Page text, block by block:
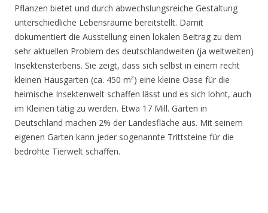
Pflanzen bietet und durch abwechslungsreiche Gestaltung
unterschiedliche Lebensräume bereitstellt. Damit
dokumentiert die Ausstellung einen lokalen Beitrag zu dem
sehr aktuellen Problem des deutschlandweiten (ja weltweiten)
Insektensterbens. Sie zeigt, dass sich selbst in einem recht
kleinen Hausgarten (ca. 450 m²) eine kleine Oase für die
heimische Insektenwelt schaffen lässt und es sich lohnt, auch
im Kleinen tätig zu werden. Etwa 17 Mill. Gärten in
Deutschland machen 2% der Landesfläche aus. Mit seinem
eigenen Garten kann jeder sogenannte Trittsteine für die
bedrohte Tierwelt schaffen.